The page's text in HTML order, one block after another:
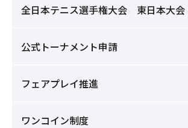
全日本テニス選手権大会 東日本大会
公式トーナメント申請
フェアプレイ推進
ワンコイン制度